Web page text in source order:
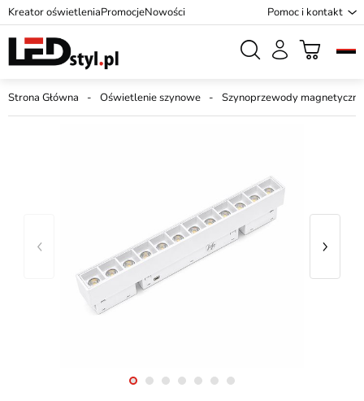
Kreator oświetleniaPromocjeNowości Pomoc i kontakt
Strona Główna Oświetlenie szynowe Szynoprzewody magnetyczne